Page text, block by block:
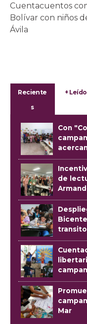
Cuentacuentos
Bolívar con niños
Ávila
Reciente
s
+
Con
de
Mar